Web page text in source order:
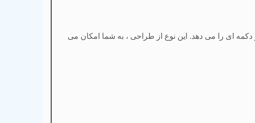
دکمه ای را می دهد. این نوع از طراحی ، به شما امکان می